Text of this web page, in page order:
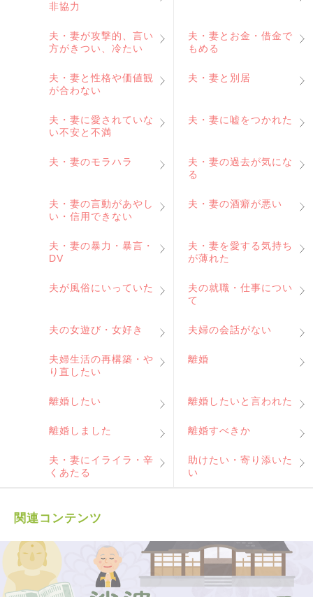
非協力
夫・妻が攻撃的、言い
方がきつい、冷たい
夫・妻とお金・借金で
もめる
夫・妻と性格や価値観
が合わない
夫・妻と別居
夫・妻に愛されていな
い不安と不満
夫・妻に嘘をつかれた
夫・妻のモラハラ
夫・妻の過去が気にな
る
夫・妻の言動があやし
い・信用できない
夫・妻の酒癖が悪い
夫・妻の暴力・暴言・
DV
夫・妻を愛する気持ち
が薄れた
夫が風俗にいっていた
夫の就職・仕事につい
て
夫の女遊び・女好き 夫婦の会話がない
夫婦生活の再構築・や
り直したい
離婚
離婚したい 離婚したいと言われた
離婚しました 離婚すべきか
夫・妻にイライラ・辛
くあたる
助けたい・寄り添いた
い
関連コンテンツ